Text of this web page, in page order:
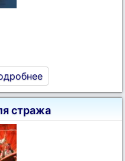
стража